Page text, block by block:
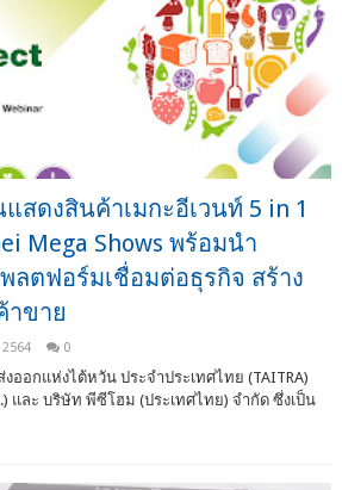
สดงสินค้าเมกะอีเวนท์ 5 in 1
Mega Shows พร้อมนำ
ตฟอร์มเชื่อมต่อธุรกิจ สร้าง
าขาย
0
ออกแห่งไต้หวัน ประจำประเทศไทย (TAITRA)
และ บริษัท พีซีโฮม (ประเทศไทย) จำกัด ซึ่งเป็น